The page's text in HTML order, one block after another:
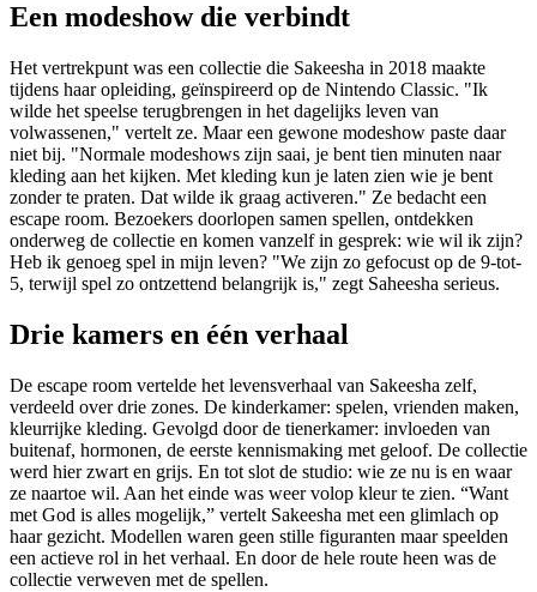
Een modeshow die verbindt
Het vertrekpunt was een collectie die Sakeesha in 2018 maakte
tijdens haar opleiding, geïnspireerd op de Nintendo Classic. "Ik
wilde het speelse terugbrengen in het dagelijks leven van
volwassenen," vertelt ze. Maar een gewone modeshow paste daar
niet bij. "Normale modeshows zijn saai, je bent tien minuten naar
kleding aan het kijken. Met kleding kun je laten zien wie je bent
zonder te praten. Dat wilde ik graag activeren." Ze bedacht een
escape room. Bezoekers doorlopen samen spellen, ontdekken
onderweg de collectie en komen vanzelf in gesprek: wie wil ik zijn?
Heb ik genoeg spel in mijn leven? "We zijn zo gefocust op de 9-tot-
5, terwijl spel zo ontzettend belangrijk is," zegt Saheesha serieus.
Drie kamers en één verhaal
De escape room vertelde het levensverhaal van Sakeesha zelf,
verdeeld over drie zones. De kinderkamer: spelen, vrienden maken,
kleurrijke kleding. Gevolgd door de tienerkamer: invloeden van
buitenaf, hormonen, de eerste kennismaking met geloof. De collectie
werd hier zwart en grijs. En tot slot de studio: wie ze nu is en waar
ze naartoe wil. Aan het einde was weer volop kleur te zien. “Want
met God is alles mogelijk,” vertelt Sakeesha met een glimlach op
haar gezicht. Modellen waren geen stille figuranten maar speelden
een actieve rol in het verhaal. En door de hele route heen was de
collectie verweven met de spellen.